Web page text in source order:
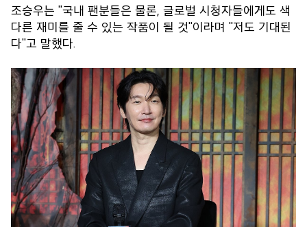
조승우는 "국내 팬분들은 물론, 글로벌 시청자들에게도 색
다른 재미를 줄 수 있는 작품이 될 것"이라며 "저도 기대된
다"고 말했다.